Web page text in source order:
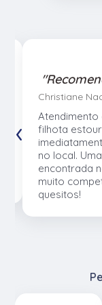
Christiane
Atendimento
filhota
no local.
encontrada
muito
quesitos!
‹